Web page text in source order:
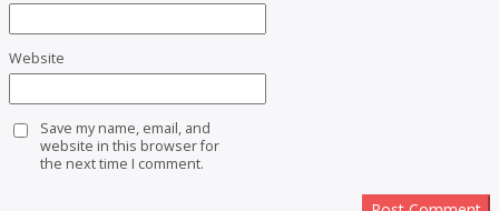
Website
Save my name, email, and
website in this browser for
the next time I comment.